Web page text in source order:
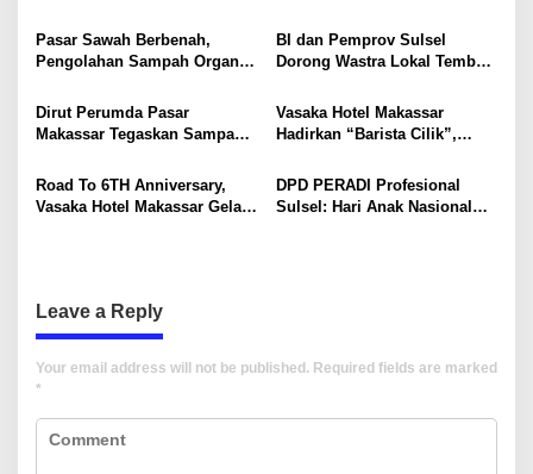
g
a
t
i
o
n
Explorers
Perkuat Kompetensi Lewat
Program MBKM
Pasar Sawah Berbenah,
Pengolahan Sampah Organik
BI dan Pemprov Sulsel
Dorong Wastra Lokal Tembus
Mancanegara
Dirut Perumda Pasar
Makassar Tegaskan Sampah
Bukan Dibuang ke TPA
Vasaka Hotel Makassar
Hadirkan “Barista Cilik”,
Untuk Anak-Anak
Road To 6TH Anniversary,
Vasaka Hotel Makassar Gelar
DPD PERADI Profesional
Sulsel: Hari Anak Nasional
Leave a Reply
Your email address will not be published. Required fields are marked
*